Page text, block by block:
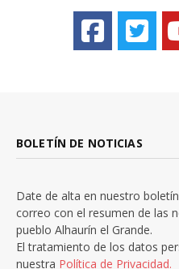
BOLETÍN DE NOTICIAS
Date de alta en nuestro
correo con el resumen de las
pueblo Alhaurín el Grande.
El tratamiento de los datos
nuestra Política de Privacidad.